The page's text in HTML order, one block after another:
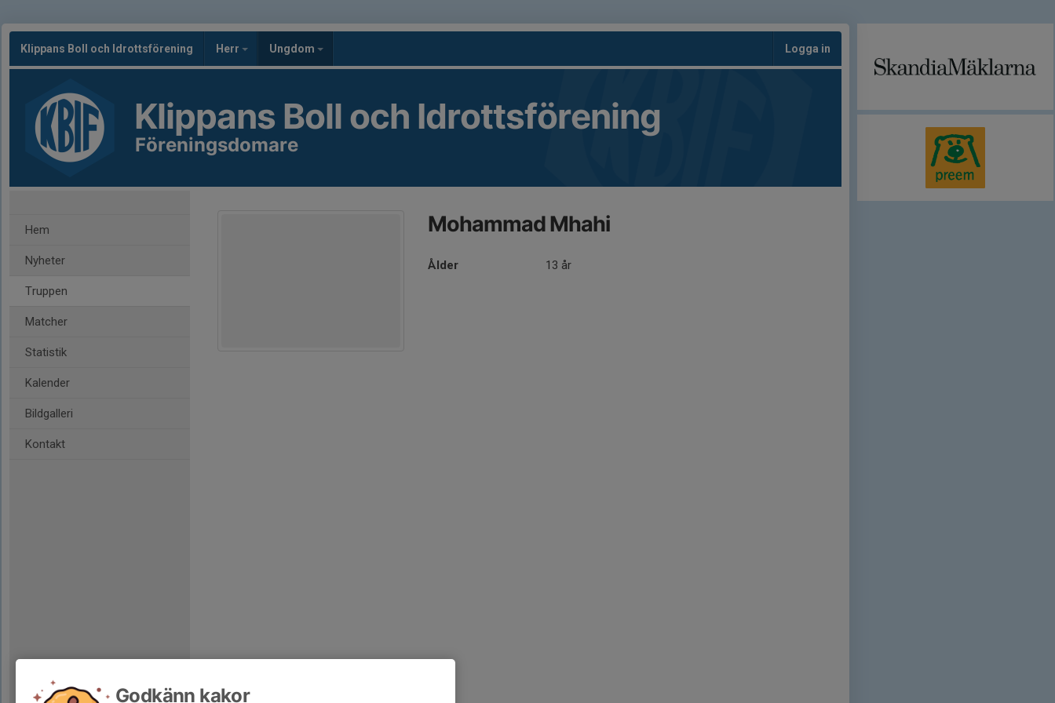
Klippans Boll och Idrottsförening Herr Ungdom Logga in
Klippans Boll och Idrottsförening
Föreningsdomare
Hem
Nyheter
Truppen
Matcher
Statistik
Kalender
Bildgalleri
Kontakt
Mohammad Mhahi
Ålder 13 år
Godkänn kakor